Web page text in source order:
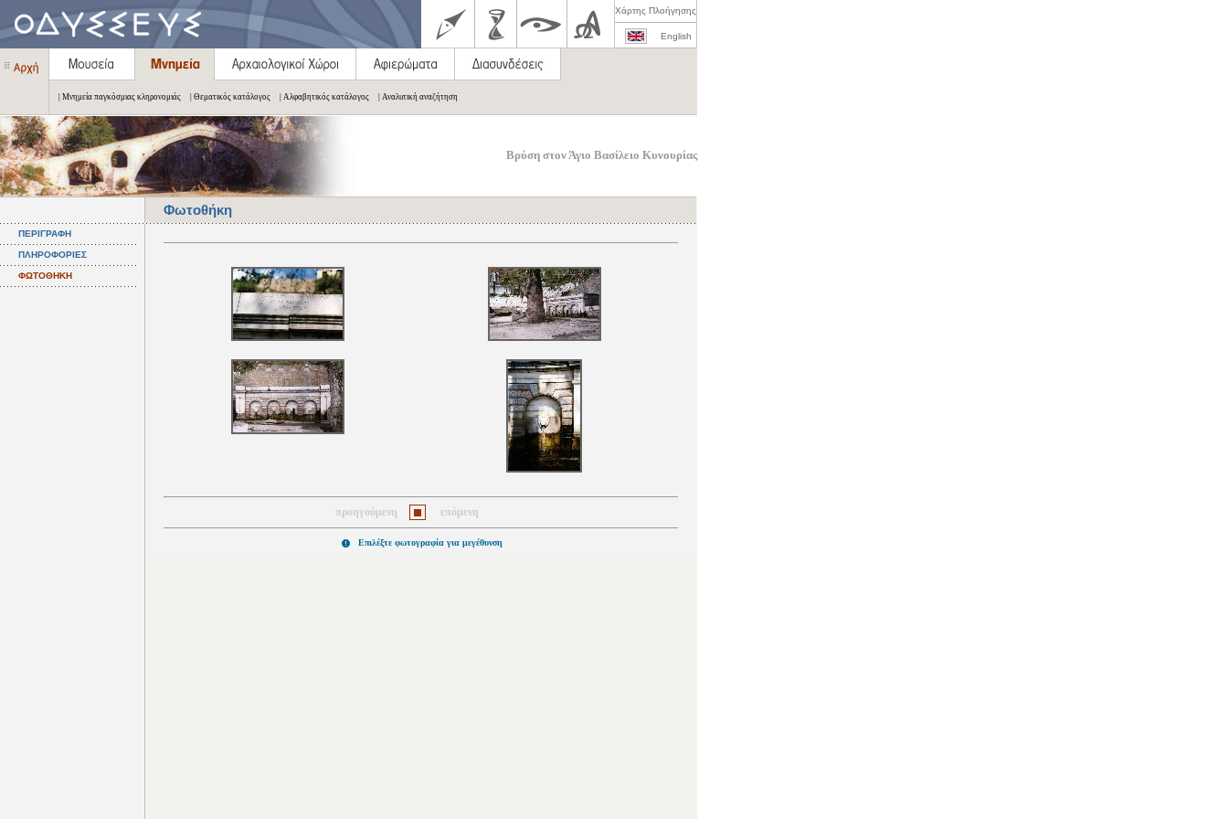
Χάρτης Πλοήγησης
English
| Μνημεία παγκόσμιας κληρονομιάς | Θεματικός κατάλογος | Αλφαβητικός κατάλογος | Αναλυτική αναζήτηση
Βρύση στον Άγιο Βασίλειο Κυνουρίας
Φωτοθήκη
ΠΕΡΙΓΡΑΦΗ
ΠΛΗΡΟΦΟΡΙΕΣ
ΦΩΤΟΘΗΚΗ
προηγούμενη επόμενη
Επιλέξτε φωτογραφία για μεγέθυνση